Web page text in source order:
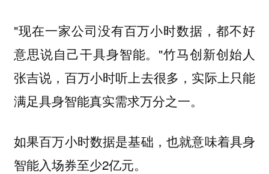
"现在一家公司没有百万小时数据，都不好
意思说自己干具身智能。"竹马创新创始人
张吉说，百万小时听上去很多，实际上只能
满足具身智能真实需求万分之一。
如果百万小时数据是基础，也就意味着具身
智能入场券至少2亿元。